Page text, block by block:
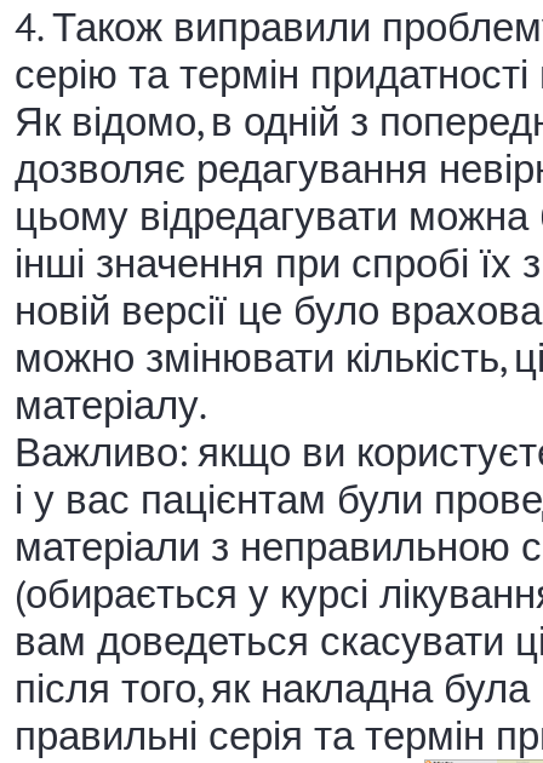
4. Також виправили
серію та термін
Як відомо, в одній з
дозволяє редагування
цьому відредагувати можна
інші значення при спробі
новій версії це було
можно змінювати кількість,
матеріалу.
Важливо: якщо ви
і у вас пацієнтам були
матеріали з неправильною
(обирається у курсі
вам доведеться скасувати
після того, як накладна
правильні серія та термін